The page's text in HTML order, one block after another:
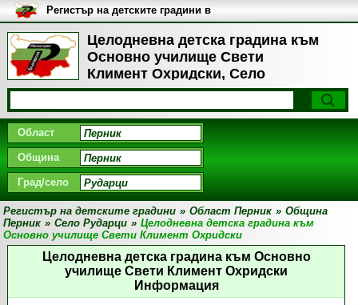
Целодневна детска градина към
Основно училище Свети
Климент Охридски, Село
Рударци
Регистър на детските градини в
България
Област
Община
Град/село
Регистър на детските градини » Област Перник » Община
Перник » Село Рударци » Целодневна детска градина към
Основно училище Свети Климент Охридски
Целодневна детска градина към Основно
училище Свети Климент Охридски
Информация